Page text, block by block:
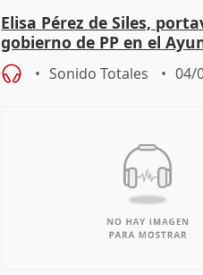
Elisa Pérez de Siles,
gobierno de PP en el
de Málaga, deja la política
Sonido Totales 04/